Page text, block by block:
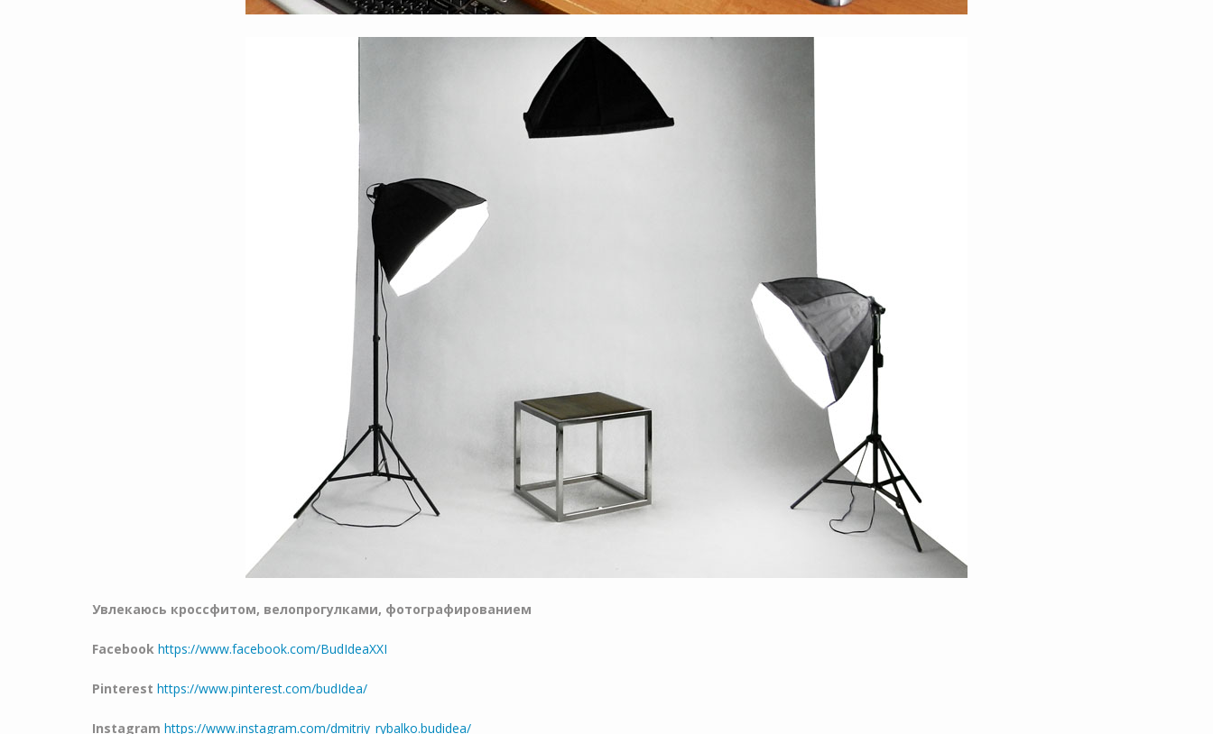
Увлекаюсь кроссфитом, велопрогулками, фотографированием
Facebook https://www.facebook.com/BudIdeaXXI
Pinterest https://www.pinterest.com/budIdea/
Instagram https://www.instagram.com/dmitriy_rybalko.budidea/